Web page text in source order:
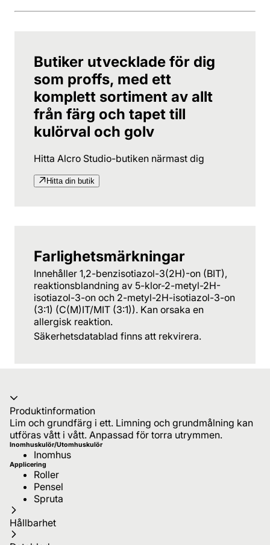
Butiker utvecklade för dig
som proffs, med ett
komplett sortiment av allt
från färg och tapet till
kulörval och golv
Hitta Alcro Studio-butiken närmast dig
Hitta din butik
Farlighetsmärkningar
Innehåller 1,2-benzisotiazol-3(2H)-on (BIT),
reaktionsblandning av 5-klor-2-metyl-2H-
isotiazol-3-on och 2-metyl-2H-isotiazol-3-on
(3:1) (C(M)IT/MIT (3:1)). Kan orsaka en
allergisk reaktion.
Säkerhetsdatablad finns att rekvirera.
Produktinformation
Lim och grundfärg i ett. Limning och grundmålning kan
utföras vått i vått. Anpassad för torra utrymmen.
Inomhuskulör/Utomhuskulör
Inomhus
Applicering
Roller
Pensel
Spruta
Hållbarhet